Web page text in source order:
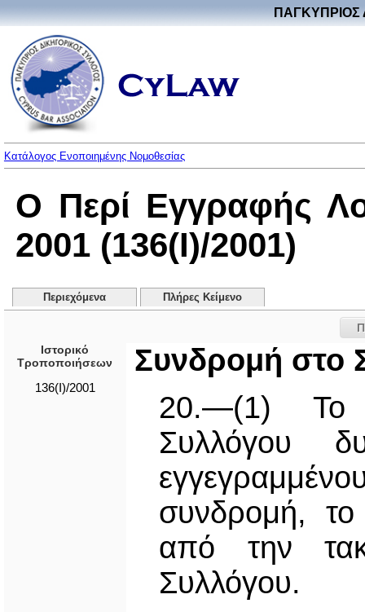
ΠΑΓΚΥΠΡΙΟΣ
Κατάλογος Ενοποιημένης Νομοθεσίας
Ο Περί Εγγραφής
2001 (136(I)/2001)
Περιεχόμενα Πλήρες Κείμενο
Ιστορικό
Τροποποιήσεων
136(I)/2001
Συνδρομή στο
20.—(1) Το
Συλλόγου
συνδρομή, το
από την
Συλλόγου.